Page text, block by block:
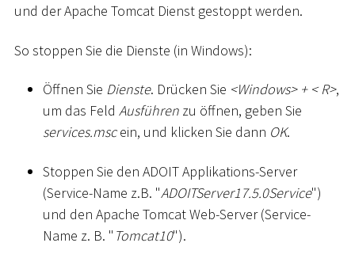
und der Apache Tomcat Dienst gestoppt werden.
So stoppen Sie die Dienste (in Windows):
Öffnen Sie Dienste. Drücken Sie <Windows>+ <R>,
um das Feld Ausführen zu öffnen, geben Sie
services.mscein, und klicken Sie dann OK.
Stoppen Sie den ADOIT Applikations-Server
(Service-Name z.B. "ADOITServer17.5.0Service")
und den Apache Tomcat Web-Server (Service-
Name z. B. " Tomcat10").